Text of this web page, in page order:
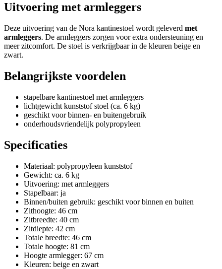
Uitvoering met armleggers
Deze uitvoering van de Nora kantinestoel wordt geleverd met
armleggers. De armleggers zorgen voor extra ondersteuning en
meer zitcomfort. De stoel is verkrijgbaar in de kleuren beige en
zwart.
Belangrijkste voordelen
stapelbare kantinestoel met armleggers
lichtgewicht kunststof stoel (ca. 6 kg)
geschikt voor binnen- en buitengebruik
onderhoudsvriendelijk polypropyleen
Specificaties
Materiaal: polypropyleen kunststof
Gewicht: ca. 6 kg
Uitvoering: met armleggers
Stapelbaar: ja
Binnen/buiten gebruik: geschikt voor binnen en buiten
Zithoogte: 46 cm
Zitbreedte: 40 cm
Zitdiepte: 42 cm
Totale breedte: 46 cm
Totale hoogte: 81 cm
Hoogte armlegger: 67 cm
Kleuren: beige en zwart